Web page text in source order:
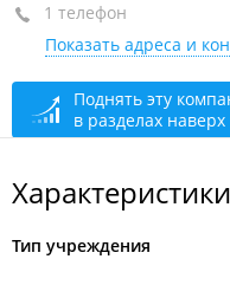
1-й этаж
+7 914 684-15-44
открыто: 10:00–20:00
1 телефон
Показать адреса и
Поднять эту
в разделах наверх
Характеристики
Тип учреждения